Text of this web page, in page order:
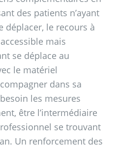
des patients n’ayant
déplacer, le recours à
mais
se déplace au
le matériel
dans sa
les mesures
être l’intermédiaire
se trouvant
Un renforcement des